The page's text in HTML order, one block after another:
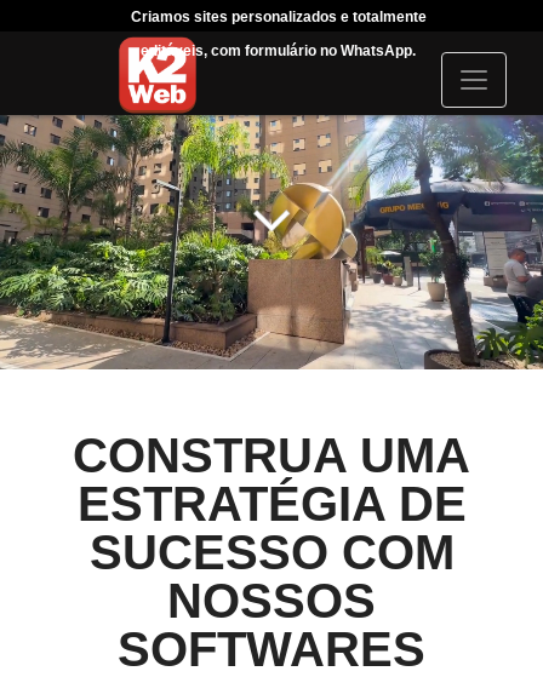
Criamos sites personalizados e totalmente
editáveis, com formulário no WhatsApp.
I
c
o
n
CONSTRUA UMA
ESTRATÉGIA DE
SUCESSO COM
NOSSOS
SOFTWARES